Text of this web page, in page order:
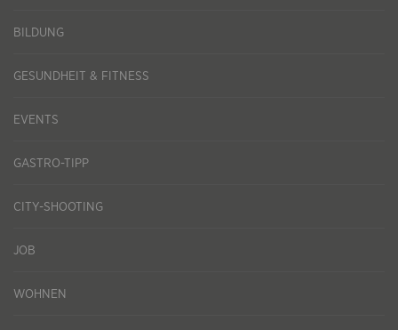
BILDUNG
GESUNDHEIT & FITNESS
EVENTS
GASTRO-TIPP
CITY-SHOOTING
JOB
WOHNEN